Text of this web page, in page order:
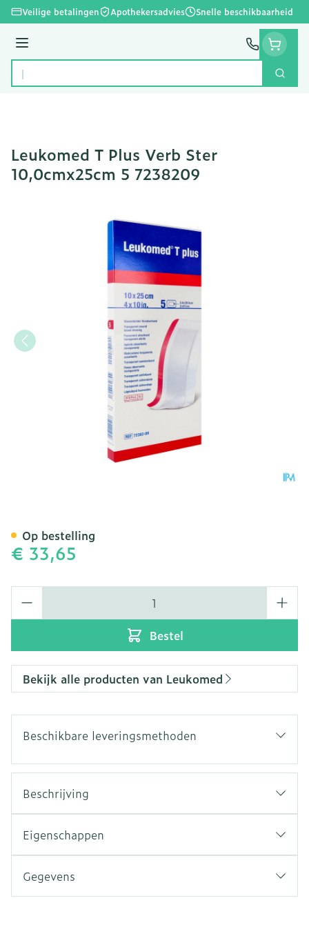
Ga naar de inhoud
Veilige betalingen Apothekersadvies Snelle beschikbaarheid
Menu
Product, merk, categorie...
Zoek
Leukomed T Plus Verb Ster
10,0cmx25cm 5 7238209
€ 33,65
Bestel
Op bestelling
Bekijk alle producten van Leukomed
Beschikbare leveringsmethoden
Beschrijving
Eigenschappen
Gegevens